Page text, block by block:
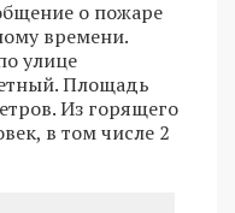
о пожаре
времени.
улице
Площадь
Из горящего
в том числе 2